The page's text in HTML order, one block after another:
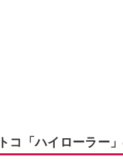
コ「ハイローラー